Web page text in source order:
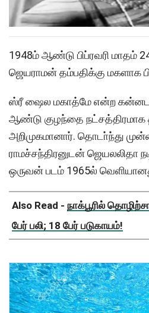
1948ம் ஆண்டு பிப்ரவரி மாதம்
ஜெயராமன் தம்பதிக்கு மகளாக
ஸ்ரீ ஷைல மகாத்மே என்ற
ஆண்டு குழந்தை நட்சத்திரமாக
அறிமுகமானார். தொடா்ந்து
ராமச்சந்திரனுடன் ஜெயலலிதா
ஒருவன் படம் 1965ல்
Also Read - நாக்பூரில்
பேர் பலி; 18 பேர் படுகாயம்!